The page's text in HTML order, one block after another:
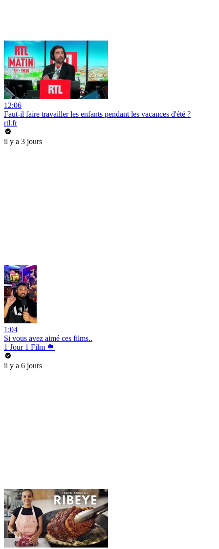
12:06
Faut-il faire travailler les enfants pendant les vacances d'été ?
rtl.fr
il y a 3 jours
1:04
Si vous avez aimé ces films..
1 Jour 1 Film 🍿
il y a 6 jours